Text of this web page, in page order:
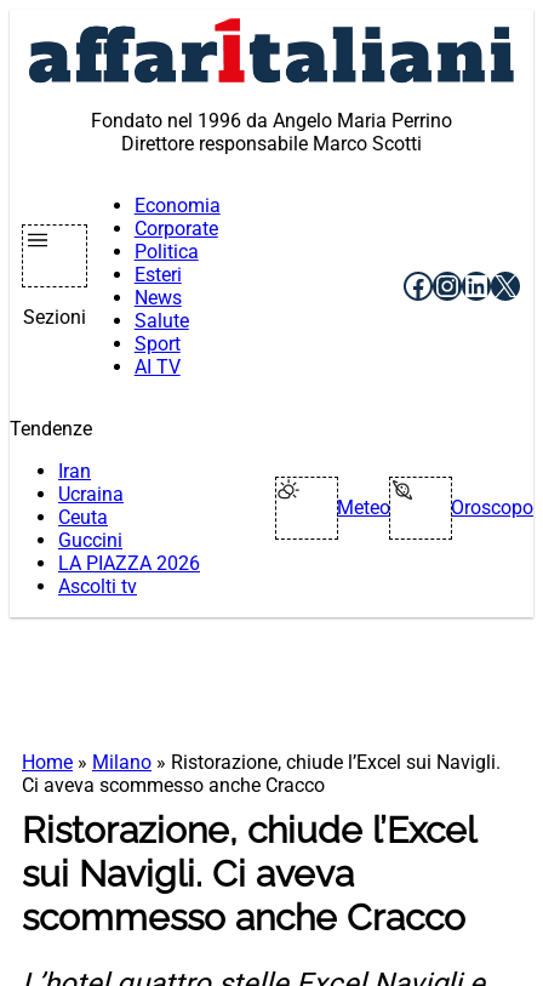
contenuto
Fondato nel 1996 da Angelo Maria Perrino
Direttore responsabile Marco Scotti
Sezioni
Economia
Corporate
Politica
Esteri
News
Salute
Sport
AI TV
Facebook
X
Tendenze
Iran
Ucraina
Ceuta
Guccini
LA PIAZZA 2026
Ascolti tv
Meteo Oroscopo
Home » Milano » Ristorazione, chiude l’Excel sui Navigli.
Ci aveva scommesso anche Cracco
Ristorazione, chiude l’Excel
sui Navigli. Ci aveva
scommesso anche Cracco